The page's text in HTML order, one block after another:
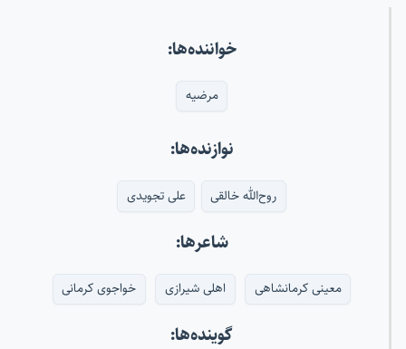
خواننده‌ها:
مرضیه
نوازنده‌ها:
روح‌الله خالقی علی تجویدی
شاعرها:
معینی کرمانشاهی اهلی شیرازی خواجوی کرمانی
گوینده‌ها: